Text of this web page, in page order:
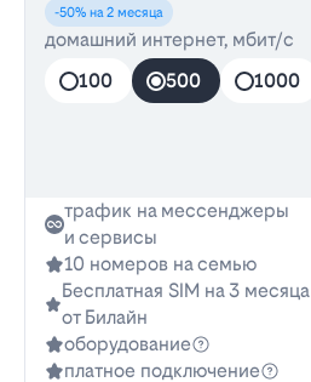
-50% на 2 месяца
домашний интернет, мбит/с
100
500 1000
трафик на мессенджеры
и сервисы
10 номеров на семью
Бесплатная SIM на 3 месяца
от Билайн
оборудование
платное подключение